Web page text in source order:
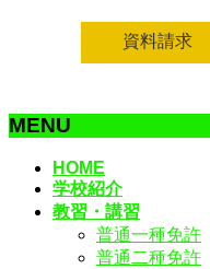
資料請求
MENU
HOME
学校紹介
教習・講習
普通一種免許
普通二種免許